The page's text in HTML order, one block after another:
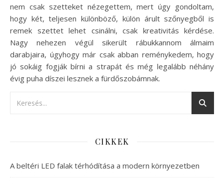
nem csak szetteket nézegettem, mert úgy gondoltam,
hogy két, teljesen különböző, külön árult szőnyegből is
remek szettet lehet csinálni, csak kreativitás kérdése.
Nagy nehezen végül sikerült rábukkannom álmaim
darabjaira, úgyhogy már csak abban reménykedem, hogy
jó sokáig fogják bírni a strapát és még legalább néhány
évig puha díszei lesznek a fürdőszobámnak.
CIKKEK
A beltéri LED falak térhódítása a modern környezetben